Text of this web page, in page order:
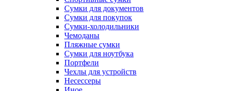
Сумки для документов
Сумки для покупок
Сумки-холодильники
Чемоданы
Пляжные сумки
Сумки для ноутбука
Портфели
Чехлы для устройств
Несессеры